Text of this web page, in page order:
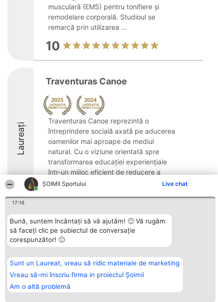
ȘOIMII Sportului Live chat
17:16
Bună, suntem încântați să vă ajutăm! 🙂 Vă rugăm
să faceți clic pe subiectul de conversație
corespunzător! 🙂
Sunt un Laureat, vreau să ridic materiale de marketing
Vreau să-mi înscriu firma in proiectul Șoimii
Am o altă problemă
musculară (EMS) pentru tonifiere și
remodelare corporală. Studioul se
remarcă prin utilizarea ...
10
Laureați
Traventuras Canoe
Traventuras Canoe reprezintă o
întreprindere socială axată pe aducerea
oamenilor mai aproape de mediul
natural. Cu o viziune orientată spre
transformarea educației experiențiale
într-un mijloc eficient de reducere a
sărăciei, organizația sprijină ...
8.7
Organizator Ranking
BRIGHT SOLUTIONS BR SRL
Sc. A Et. 4 Ap. 13 Cod 061952
București
CUI 36737675
tel: +40 770 990 492
Plebiscyt
Laureaților
Reguli
Politica de